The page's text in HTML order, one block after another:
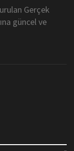
Gerçek
güncel ve